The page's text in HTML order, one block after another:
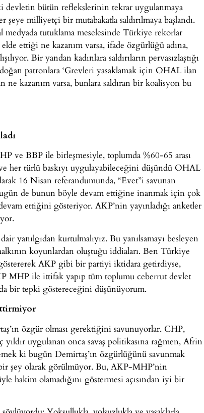
bütün reflekslerinin tekrar uygulanmaya
milliyetçi bir mutabakatla saldırılmaya başlandı.
medyada tutuklama meselesinde Türkiye rekorlar
ettiği ne kazanım varsa, ifade özgürlüğü adına,
Bir yandan kadınlara saldırıların pervasızlaştığı
patronlara ‘Grevleri yasaklamak için OHAL ilan
ne kazanım varsa, bunlara saldıran bir koalisyon bu
ve BBP ile birleşmesiyle, toplumda %60-65 arası
her türlü baskıyı uygulayabileceğini düşündü OHAL
16 Nisan referandumunda, “Evet”i savunan
de bunun böyle devam ettiğine inanmak için çok
ettiğini gösteriyor. AKP’nin yayınladığı anketler
yanılgıdan kurtulmalıyız. Bu yanılsamayı besleyen
koyunlardan oluştuğu iddiaları. Ben Türkiye
AKP gibi bir partiyi iktidara getirdiyse,
MHP ile ittifak yapıp tüm toplumu ceberrut devlet
da bir tepki göstereceğini düşünüyorum.
özgür olması gerektiğini savunuyorlar. CHP,
uygulanan onca savaş politikasına rağmen, Afrin
ki bugün Demirtaş’ın özgürlüğünü savunmak
şey olarak görülmüyor. Bu, AKP-MHP’nin
hakim olamadığını göstermesi açısından iyi bir